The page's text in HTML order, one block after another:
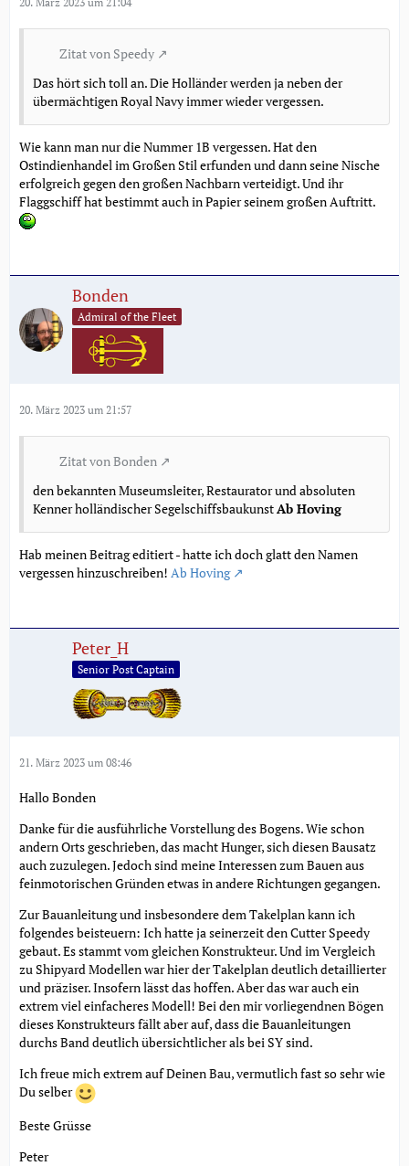
Zitat von Speedy
Das hört sich toll an. Die Holländer werden ja neben der
übermächtigen Royal Navy immer wieder vergessen.
Wie kann man nur die Nummer 1B vergessen. Hat den
Ostindienhandel im Großen Stil erfunden und dann seine Nische
erfolgreich gegen den großen Nachbarn verteidigt. Und ihr
Flaggschiff hat bestimmt auch in Papier seinem großen Auftritt.
Bonden
Admiral of the Fleet
20. März 2023 um 21:57
Zitat von Bonden
den bekannten Museumsleiter, Restaurator und absoluten
Kenner holländischer SegelschiffsbaukunstAb Hoving
Hab meinen Beitrag editiert - hatte ich doch glatt den Namen
vergessen hinzuschreiben! Ab Hoving
Peter_H
Senior Post Captain
21. März 2023 um 08:46
Hallo Bonden
Danke für die ausführliche Vorstellung des Bogens. Wie schon
andern Orts geschrieben, das macht Hunger, sich diesen Bausatz
auch zuzulegen. Jedoch sind meine Interessen zum Bauen aus
feinmotorischen Gründen etwas in andere Richtungen gegangen.
Zur Bauanleitung und insbesondere dem Takelplan kann ich
folgendes beisteuern: Ich hatte ja seinerzeit den Cutter Speedy
gebaut. Es stammt vom gleichen Konstrukteur. Und im Vergleich
zu Shipyard Modellen war hier der Takelplan deutlich detaillierter
und präziser. Insofern lässt das hoffen. Aber das war auch ein
extrem viel einfacheres Modell! Bei den mir vorliegendnen Bögen
dieses Konstrukteurs fällt aber auf, dass die Bauanleitungen
durchs Band deutlich übersichtlicher als bei SY sind.
Ich freue mich extrem auf Deinen Bau, vermutlich fast so sehr wie
Du selber
Beste Grüsse
Peter